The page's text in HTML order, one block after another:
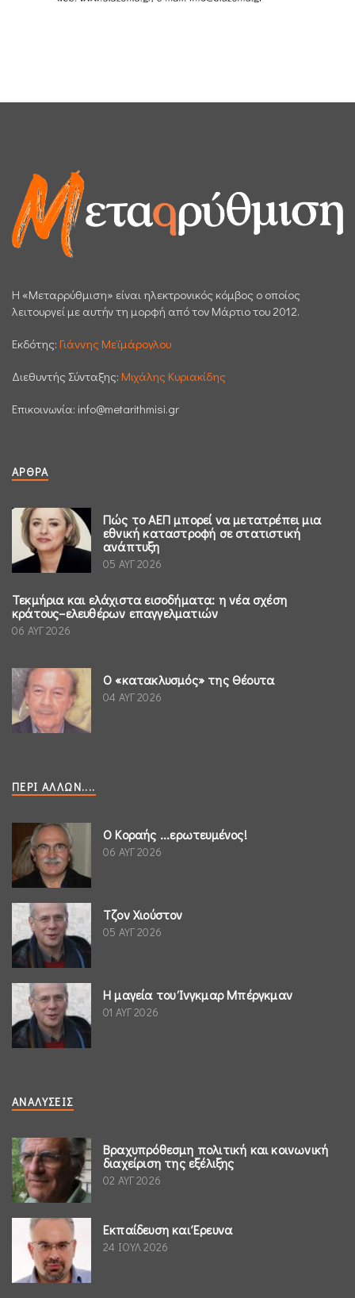
H «Μεταρρύθμιση» είναι ηλεκτρονικός κόμβος ο οποίος
λειτουργεί με αυτήν τη μορφή από τον Μάρτιο του 2012.
Εκδότης: Γιάννης Μεϊμάρογλου
Διεθυντής Σύνταξης: Μιχάλης Κυριακίδης
Επικοινωνία: info@metarithmisi.gr
ΆΡΘΡΑ
Πώς το ΑΕΠ μπορεί να μετατρέπει μια
εθνική καταστροφή σε στατιστική
ανάπτυξη
05 ΑΥΓ 2026
Τεκμήρια και ελάχιστα εισοδήματα: η νέα σχέση
κράτους–ελευθέρων επαγγελματιών
06 ΑΥΓ 2026
Ο «κατακλυσμός» της Θέουτα
04 ΑΥΓ 2026
ΠΕΡΊ ΆΛΛΩΝ....
Ο Κοραής ...ερωτευμένος!
06 ΑΥΓ 2026
Τζον Χιούστον
05 ΑΥΓ 2026
Η μαγεία του Ίνγκμαρ Μπέργκμαν
01 ΑΥΓ 2026
ΑΝΑΛΎΣΕΙΣ
Βραχυπρόθεσμη πολιτική και κοινωνική
διαχείριση της εξέλιξης
02 ΑΥΓ 2026
Εκπαίδευση και Έρευνα
24 ΙΟΥΛ 2026